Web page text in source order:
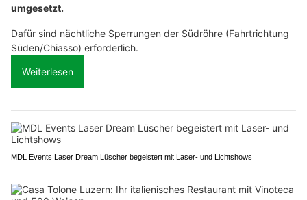
umgesetzt.
Dafür sind nächtliche Sperrungen der Südröhre (Fahrtrichtung
Süden/Chiasso) erforderlich.
Weiterlesen
MDL Events Laser Dream Lüscher begeistert mit Laser- und Lichtshows